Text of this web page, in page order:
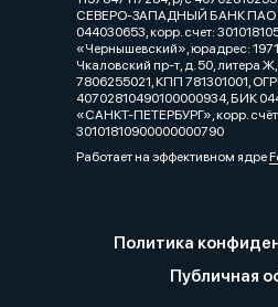
СЕВЕРО-ЗАПАДНЫЙ БАНК ПАО
044030653, корр. счет:
«Чернышевский», юрадрес:
Чкаловский пр-т, д. 50, литера
7806255021, КПП 781301001,
40702810490100000934, БИК
«САНКТ-ПЕТЕРБУРГ», корр. счёт
30101810900000000790
Работает на эффективном ядре
Политика
Публичная